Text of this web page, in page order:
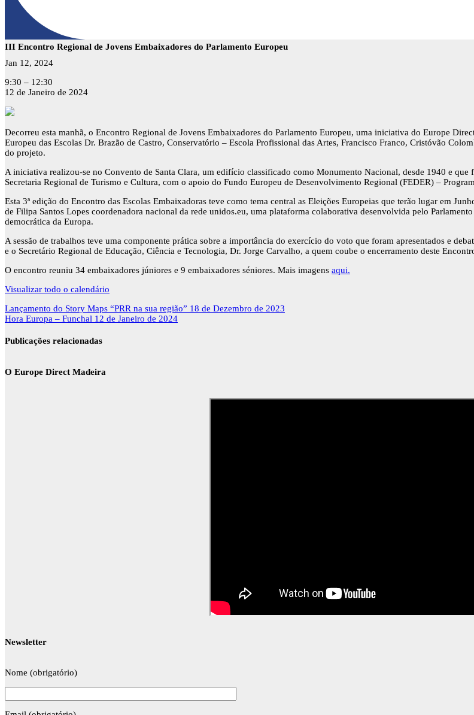
III Encontro Regional de Jovens Embaixadores do Parlamento Europeu
Jan 12, 2024
III
Encontro
de
Embaixadores
do
Parlamento
9:30 – 12:30
12 de Janeiro de 2024
Decorreu esta manhã, o Encontro Regional de Jovens Embaixadores do Parlamento Europeu, uma iniciativa do Europe
Europeu das Escolas Dr. Brazão de Castro, Conservatório – Escola Profissional das Artes, Francisco Franco, Cristóvão
do projeto.
A iniciativa realizou-se no Convento de Santa Clara, um edifício classificado como Monumento Nacional, desde 1940 e
Secretaria Regional de Turismo e Cultura, com o apoio do Fundo Europeu de Desenvolvimento Regional (FEDER) –
Esta 3ª edição do Encontro das Escolas Embaixadoras teve como tema central as Eleições Europeias que terão lugar em
de Filipa Santos Lopes coordenadora nacional da rede unidos.eu, uma plataforma colaborativa desenvolvida pelo
democrática da Europa.
A sessão de trabalhos teve uma componente prática sobre a importância do exercício do voto que foram apresentados e
e o Secretário Regional de Educação, Ciência e Tecnologia, Dr. Jorge Carvalho, a quem coube o encerramento deste
O encontro reuniu 34 embaixadores júniores e 9 embaixadores séniores. Mais imagens aqui.
Visualizar todo o calendário
Navegação
de
Lançamento do Story Maps “PRR na sua região” 18 de Dezembro de 2023
Hora Europa – Funchal 12 de Janeiro de 2024
Publicações relacionadas
O Europe Direct Madeira
Newsletter
Nome (obrigatório)